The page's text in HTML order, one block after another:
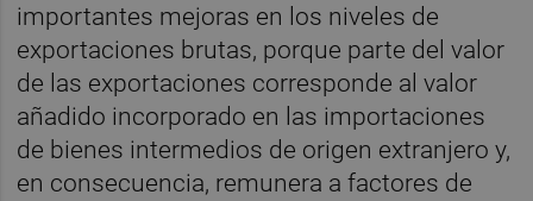
importantes mejoras en los niveles de
exportaciones brutas, porque parte del valor
de las exportaciones corresponde al valor
añadido incorporado en las importaciones
de bienes intermedios de origen extranjero y,
en consecuencia, remunera a factores de